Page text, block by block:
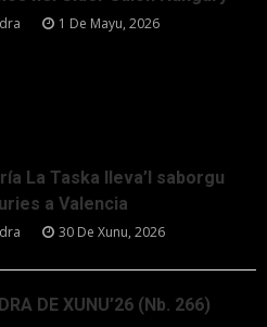
1 De Mayu, 2026
La Taska lleva’l saborgu
a Valencia
30 De Xunu, 2026
DE XUNU’26 (Nb. 266)